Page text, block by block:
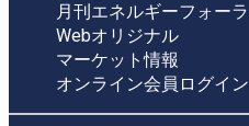
月刊エネルギーフォー
Webオリジナル
マーケット情報
オンライン会員ログイン